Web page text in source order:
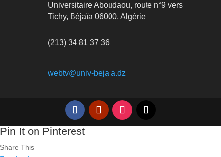
Universitaire Aboudaou, route n°9 vers
Tichy, Béjaïa 06000, Algérie
(213) 34 81 37 36
webtv@univ-bejaia.dz
Pin It on Pinterest
Share This